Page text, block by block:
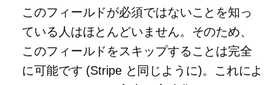
このフィールドが必須ではないことを知っ
ている人はほとんどいません。そのため、
このフィールドをスキップすることは完全
に可能です (Stripe と同じように)。これによ